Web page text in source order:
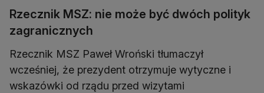
Rzecznik MSZ: nie może być dwóch polityk
zagranicznych
Rzecznik MSZ Paweł Wroński tłumaczył
wcześniej, że prezydent otrzymuje wytyczne i
wskazówki od rządu przed wizytami